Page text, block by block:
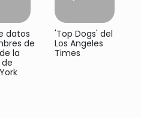
datos
de
la
'Top Dogs' del
Los Angeles
Times